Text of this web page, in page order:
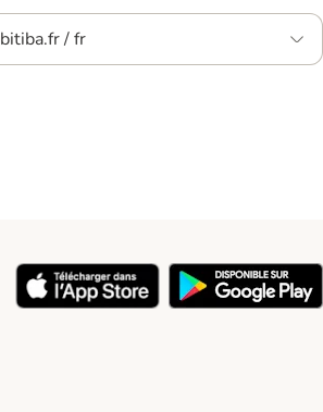
bitiba.fr / fr